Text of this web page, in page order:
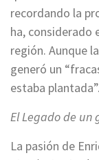
recordando la
ha, considerado
región. Aunque
generó un
estaba plantada”.
El Legado de
La pasión de